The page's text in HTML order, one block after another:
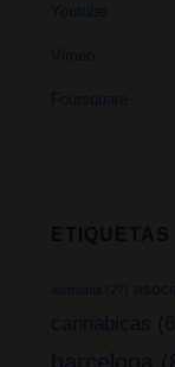
Youtube
Vimeo
Foursquare
alemania (27)
cannabicas